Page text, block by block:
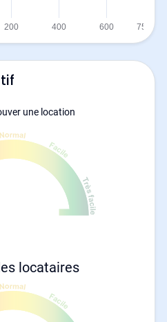
une location
locataires